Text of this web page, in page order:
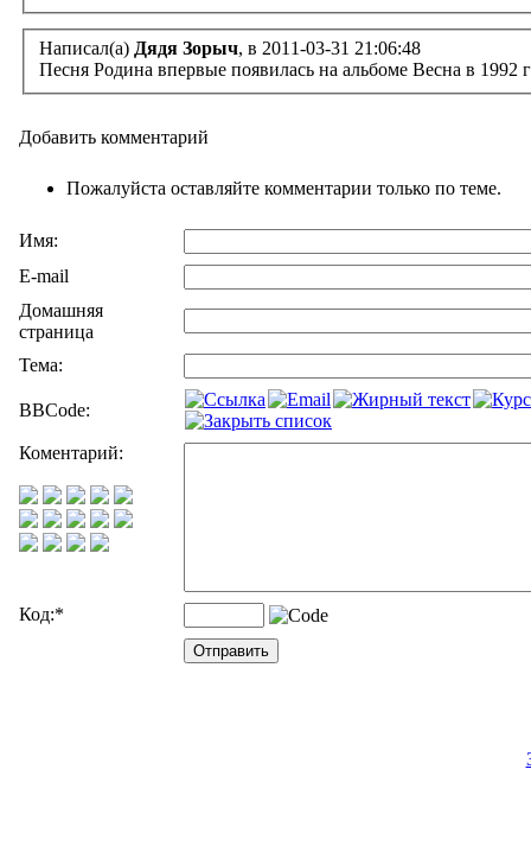
Написал(а) Дядя Зорыч, в 2011-03-31 21:06:48
Песня Родина впервые появилась на альбоме Весна в 1992
Добавить комментарий
Пожалуйста оставляйте комментарии только по теме.
Имя:
E-mail
Домашняя
страница
Тема:
BBCode:
Коментарий:
Код:*